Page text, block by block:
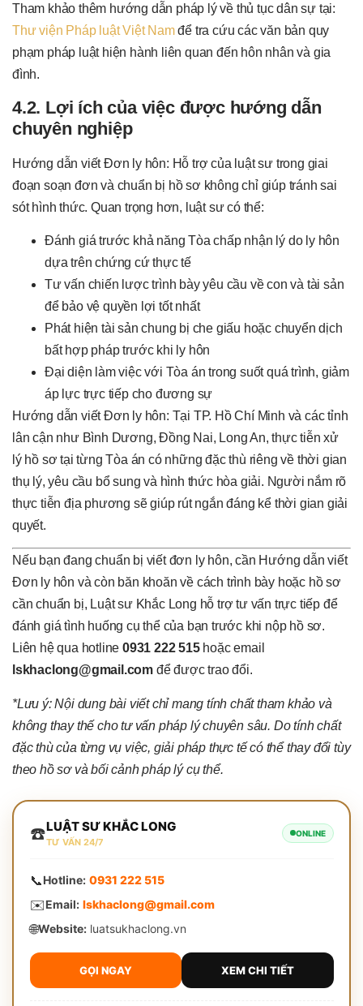
Tham khảo thêm hướng dẫn pháp lý về thủ tục dân sự tại:
Thư viện Pháp luật Việt Namđể tra cứu các văn bản quy
phạm pháp luật hiện hành liên quan đến hôn nhân và gia
đình.
4.2. Lợi ích của việc được hướng dẫn
chuyên nghiệp
Hướng dẫn viết Đơn ly hôn: Hỗ trợ của luật sư trong giai
đoạn soạn đơn và chuẩn bị hồ sơ không chỉ giúp tránh sai
sót hình thức. Quan trọng hơn, luật sư có thể:
Đánh giá trước khả năng Tòa chấp nhận lý do ly hôn
dựa trên chứng cứ thực tế
Tư vấn chiến lược trình bày yêu cầu về con và tài sản
để bảo vệ quyền lợi tốt nhất
Phát hiện tài sản chung bị che giấu hoặc chuyển dịch
bất hợp pháp trước khi ly hôn
Đại diện làm việc với Tòa án trong suốt quá trình, giảm
áp lực trực tiếp cho đương sự
Hướng dẫn viết Đơn ly hôn: Tại TP. Hồ Chí Minh và các tỉnh
lân cận như Bình Dương, Đồng Nai, Long An, thực tiễn xử
lý hồ sơ tại từng Tòa án có những đặc thù riêng về thời gian
thụ lý, yêu cầu bổ sung và hình thức hòa giải. Người nắm rõ
thực tiễn địa phương sẽ giúp rút ngắn đáng kể thời gian giải
quyết.
Nếu bạn đang chuẩn bị viết đơn ly hôn, cần Hướng dẫn viết
Đơn ly hôn và còn băn khoăn về cách trình bày hoặc hồ sơ
cần chuẩn bị, Luật sư Khắc Long hỗ trợ tư vấn trực tiếp để
đánh giá tình huống cụ thể của bạn trước khi nộp hồ sơ.
Liên hệ qua hotline0931 222 515hoặc email
lskhaclong@gmail.com để được trao đổi.
*Lưu ý: Nội dung bài viết chỉ mang tính chất tham khảo và
không thay thế cho tư vấn pháp lý chuyên sâu. Do tính chất
đặc thù của từng vụ việc, giải pháp thực tế có thể thay đổi tùy
theo hồ sơ và bối cảnh pháp lý cụ thể.
☎️LUẬT SƯ KHẮC LONG
TƯ VẤN 24/7
ONLINE
📞Hotline: 0931 222 515
✉️Email: lskhaclong@gmail.com
🌐Website:luatsukhaclong.vn
GỌI NGAY XEM CHI TIẾT